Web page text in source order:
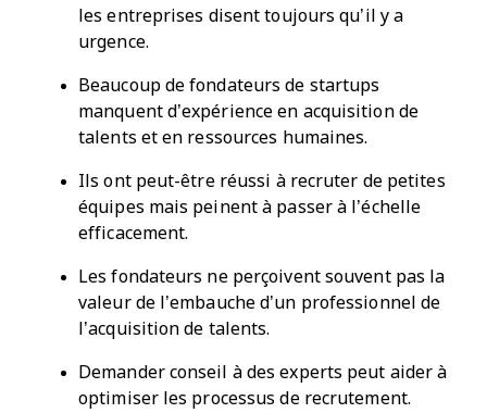
les entreprises disent toujours qu’il y a
urgence.
Beaucoup de fondateurs de startups
manquent d’expérience en acquisition de
talents et en ressources humaines.
Ils ont peut-être réussi à recruter de petites
équipes mais peinent à passer à l’échelle
efficacement.
Les fondateurs ne perçoivent souvent pas la
valeur de l’embauche d’un professionnel de
l’acquisition de talents.
Demander conseil à des experts peut aider à
optimiser les processus de recrutement.